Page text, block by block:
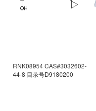
RNK08954 CAS#3032602-
44-8 目录号D9180200